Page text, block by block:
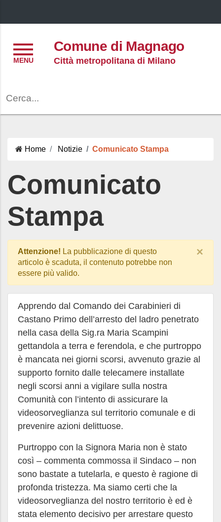
Comune di Magnago
Città metropolitana di Milano
Home Notizie Comunicato Stampa
Comunicato
Stampa
Attenzione! La pubblicazione di questo
articolo è scaduta, il contenuto potrebbe non
essere più valido.
×
Apprendo dal Comando dei Carabinieri di
Castano Primo dell’arresto del ladro penetrato
nella casa della Sig.ra Maria Scampini
gettandola a terra e ferendola, e che purtroppo
è mancata nei giorni scorsi, avvenuto grazie al
supporto fornito dalle telecamere installate
negli scorsi anni a vigilare sulla nostra
Comunità con l’intento di assicurare la
videosorveglianza sul territorio comunale e di
prevenire azioni delittuose.
Purtroppo con la Signora Maria non è stato
così – commenta commossa il Sindaco – non
sono bastate a tutelarla, e questo è ragione di
profonda tristezza. Ma siamo certi che la
videosorveglianza del nostro territorio è ed è
stata elemento decisivo per arrestare questo